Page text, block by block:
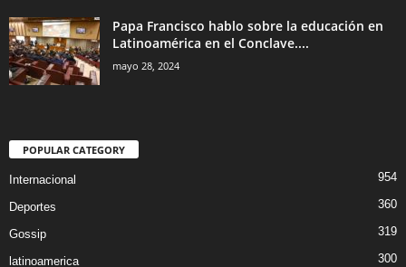
Papa Francisco hablo sobre la educación en
Latinoamérica en el Conclave....
mayo 28, 2024
POPULAR CATEGORY
Internacional 954
Deportes 360
Gossip 319
latinoamerica 300